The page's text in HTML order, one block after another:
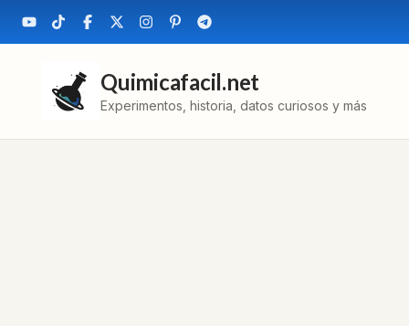
Quimicafacil.net
Experimentos, historia, datos curiosos y más